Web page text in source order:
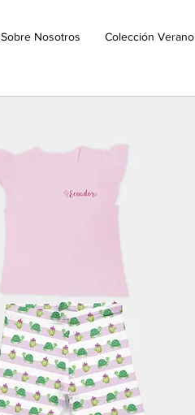
Sobre Nosotros Colección Verano